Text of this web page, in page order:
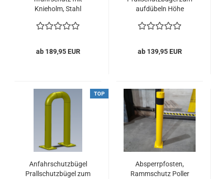
Knieholm, Stahl
ab 189,95 EUR
aufdübeln Höhe
ab 139,95 EUR
TOP
Anfahrschutzbügel
Prallschutzbügel zum
Absperrpfosten,
Rammschutz Poller